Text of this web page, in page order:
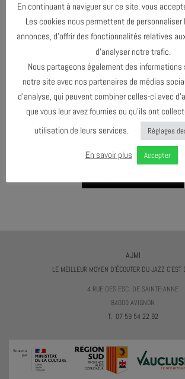
AGENDA AU FORMATICAL
AJMI
LE MEILLEUR MOYEN D'ÉCOUTER DU JAZZ C'EST
4 RUE DES ESC. DE SAINTE-ANNE
84000 AVIGNON
T. 07 59 54 22 92
En continuant à naviguer sur ce site, vous
Les cookies nous permettent de
annonces, d’offrir des fonctionnalités relatives
d’analyser notre trafic.
Nous partageons également des informations
notre site avec nos partenaires de médias
d’analyse, qui peuvent combiner celles-ci avec
que vous leur avez fournies ou qu’ils ont
utilisation de leurs services.
Réglages
En savoir plus Accepter